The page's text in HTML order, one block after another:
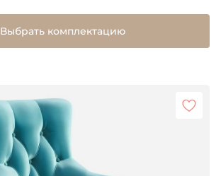
Выбрать комплектацию